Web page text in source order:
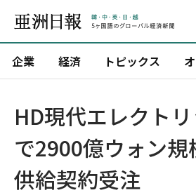
企業 経済 トピックス
HD現代エレクト
で2900億ウォン
供給契約受注